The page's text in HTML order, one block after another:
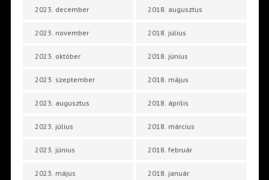
2023. december
2023. november
2023. október
2023. szeptember
2023. augusztus
2023. július
2023. június
2023. május
2018. augusztus
2018. július
2018. június
2018. május
2018. április
2018. március
2018. február
2018. január